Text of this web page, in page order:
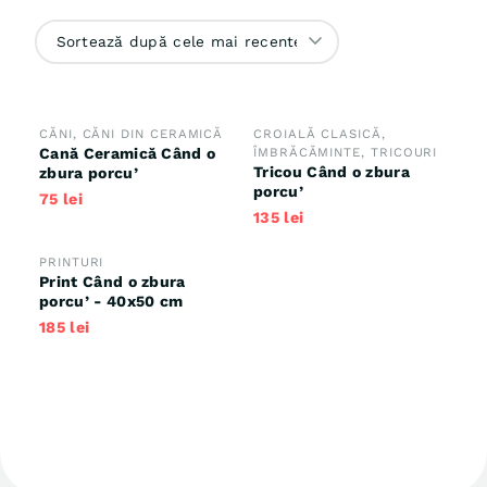
mai
CĂNI , CĂNI DIN CERAMICĂ
Cană Ceramică Când o
zbura porcu’
75 lei
CROIALĂ CLASICĂ ,
ÎMBRĂCĂMINTE, TRICOURI
Tricou Când o zbura
porcu’
135 lei
PRINTURI
Print Când o zbura
porcu’ - 40x50 cm
185 lei